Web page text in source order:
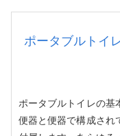
ポータブルトイ
ポータブルトイレの基
便器と便器で構成され